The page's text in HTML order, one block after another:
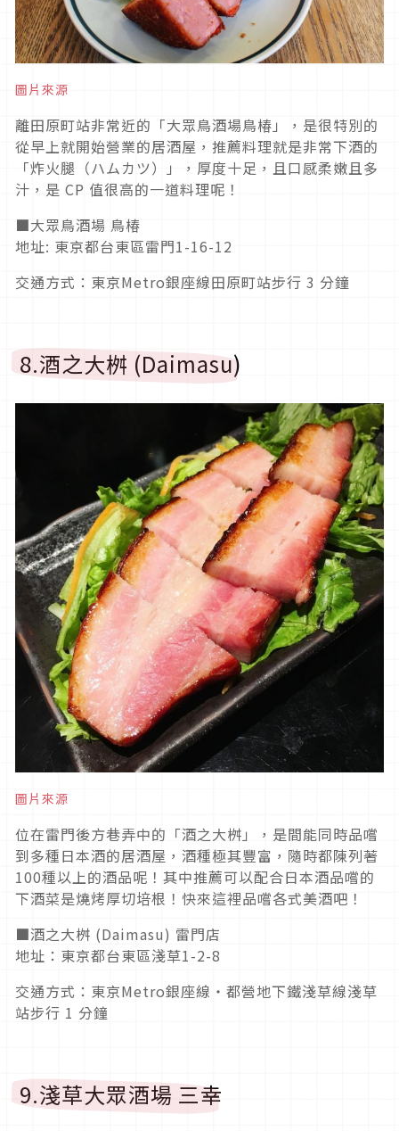
圖片來源
離田原町站非常近的「大眾鳥酒場鳥椿」，是很特別的
從早上就開始營業的居酒屋，推薦料理就是非常下酒的
「炸火腿（ハムカツ）」，厚度十足，且口感柔嫩且多
汁，是 CP 值很高的一道料理呢！
■大眾鳥酒場 鳥椿
地址: 東京都台東區雷門1-16-12
交通方式：東京Metro銀座線田原町站步行 3 分鐘
8.酒之大桝 (Daimasu)
圖片來源
位在雷門後方巷弄中的「酒之大桝」，是間能同時品嚐
到多種日本酒的居酒屋，酒種極其豐富，隨時都陳列著
100種以上的酒品呢！其中推薦可以配合日本酒品嚐的
下酒菜是燒烤厚切培根！快來這裡品嚐各式美酒吧！
■酒之大桝 (Daimasu) 雷門店
地址：東京都台東區淺草1-2-8
交通方式：東京Metro銀座線・都營地下鐵淺草線淺草
站步行 1 分鐘
9.淺草大眾酒場 三幸